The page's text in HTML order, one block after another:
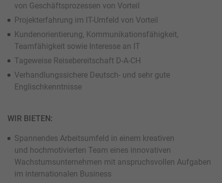
von Geschäftsprozessen von Vorteil
Projekterfahrung im IT-Umfeld von Vorteil
Kundenorientierung, Kommunikationsfähigkeit,
Teamfähigkeit sowie Interesse an IT
Tageweise Reisebereitschaft D-A-CH
Verhandlungssichere Deutsch- und sehr gute
Englischkenntnisse
WIR BIETEN:
Spannendes Arbeitsumfeld in einem kreativen
und hochmotivierten Team eines innovativen
Wachstumsunternehmen mit anspruchsvollen Aufgaben
im internationalen Business